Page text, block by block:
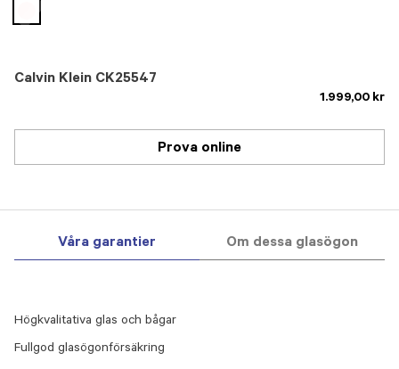
Calvin Klein CK25547
1.999,00 kr
selected
Prova online
Våra garantier Om dessa glasögon
Högkvalitativa glas och bågar
Fullgod glasögonförsäkring